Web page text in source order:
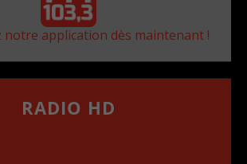
notre application dès maintenant !
RADIO HD